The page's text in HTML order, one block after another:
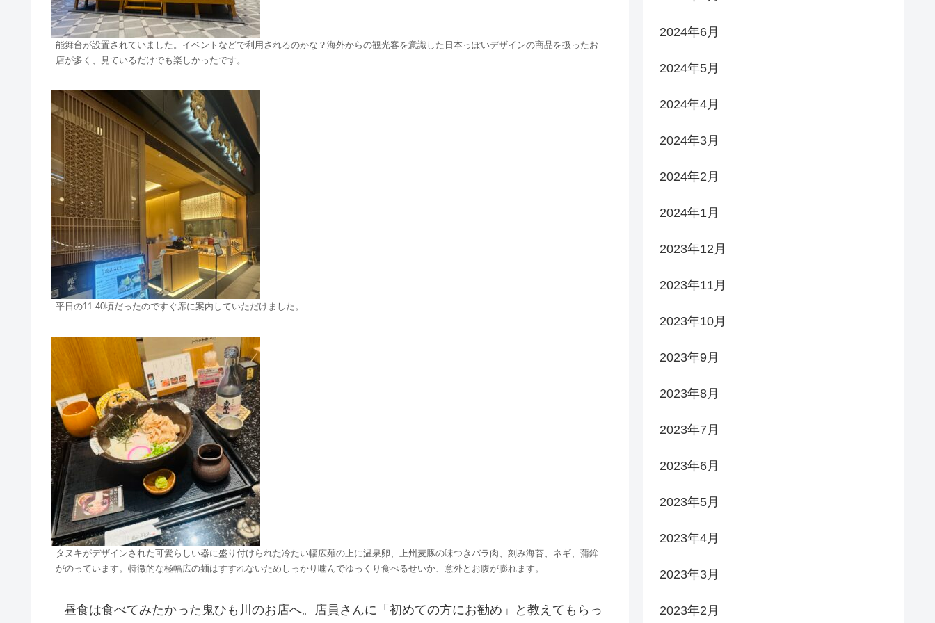
能舞台が設置されていました。イベントなどで利用されるのかな？海外からの観光客を意識した日本っぽいデザインの商品を扱ったお
店が多く、見ているだけでも楽しかったです。
平日の11:40頃だったのですぐ席に案内していただけました。
タヌキがデザインされた可愛らしい器に盛り付けられた冷たい幅広麺の上に温泉卵、上州麦豚の味つきバラ肉、刻み海苔、ネギ、蒲鉾
がのっています。特徴的な極幅広の麺はすすれないためしっかり噛んでゆっくり食べるせいか、意外とお腹が膨れます。
昼食は食べてみたかった鬼ひも川のお店へ。店員さんに「初めての方にお勧め」と教えてもらっ
2024年6月
2024年5月
2024年4月
2024年3月
2024年2月
2024年1月
2023年12月
2023年11月
2023年10月
2023年9月
2023年8月
2023年7月
2023年6月
2023年5月
2023年4月
2023年3月
2023年2月